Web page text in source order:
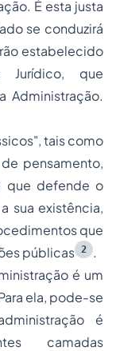
É esta justa
se conduzirá
estabelecido
Jurídico, que
Administração.
tais como
pensamento,
que defende o
sua existência,
que
públicas
2
.
é um
ela, pode-se
é
camadas